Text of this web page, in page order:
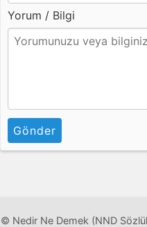
Yorum / Bilgi
Gönder
© Nedir Ne Demek (NND